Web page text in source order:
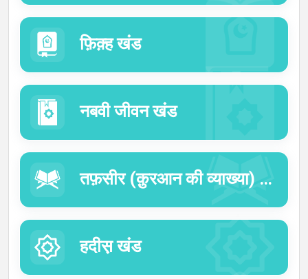
बोली
फ़िक़्ह खंड
नबवी जीवन खंड
तफ़सीर (क़ुरआन की व्याख्या) का खंड
हदीस़ खंड